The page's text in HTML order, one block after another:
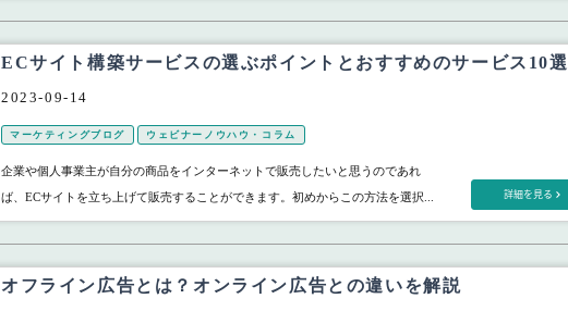
ECサイト構築サービスの選ぶポイントとおすすめのサービス10選
2023-09-14
マーケティングブログ ウェビナーノウハウ・コラム
企業や個人事業主が自分の商品をインターネットで販売したいと思うのであれ
ば、ECサイトを立ち上げて販売することができます。初めからこの方法を選択...
詳細を見る
オフライン広告とは？オンライン広告との違いを解説